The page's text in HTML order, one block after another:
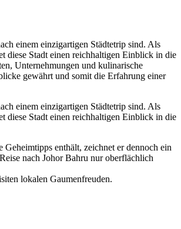
einem einzigartigen Städtetrip sind. Als
diese Stadt einen reichhaltigen Einblick in die
Unternehmungen und kulinarische
gewährt und somit die Erfahrung einer
einem einzigartigen Städtetrip sind. Als
diese Stadt einen reichhaltigen Einblick in die
enthält, zeichnet er dennoch ein
nach Johor Bahru nur oberflächlich
lokalen Gaumenfreuden.